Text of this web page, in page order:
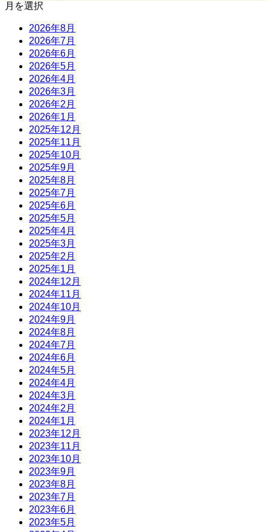
月を選択
2026年8月
2026年7月
2026年6月
2026年5月
2026年4月
2026年3月
2026年2月
2026年1月
2025年12月
2025年11月
2025年10月
2025年9月
2025年8月
2025年7月
2025年6月
2025年5月
2025年4月
2025年3月
2025年2月
2025年1月
2024年12月
2024年11月
2024年10月
2024年9月
2024年8月
2024年7月
2024年6月
2024年5月
2024年4月
2024年3月
2024年2月
2024年1月
2023年12月
2023年11月
2023年10月
2023年9月
2023年8月
2023年7月
2023年6月
2023年5月